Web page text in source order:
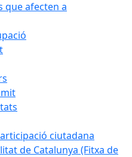
que afecten a
ciutadana
de Catalunya (Fitxa de